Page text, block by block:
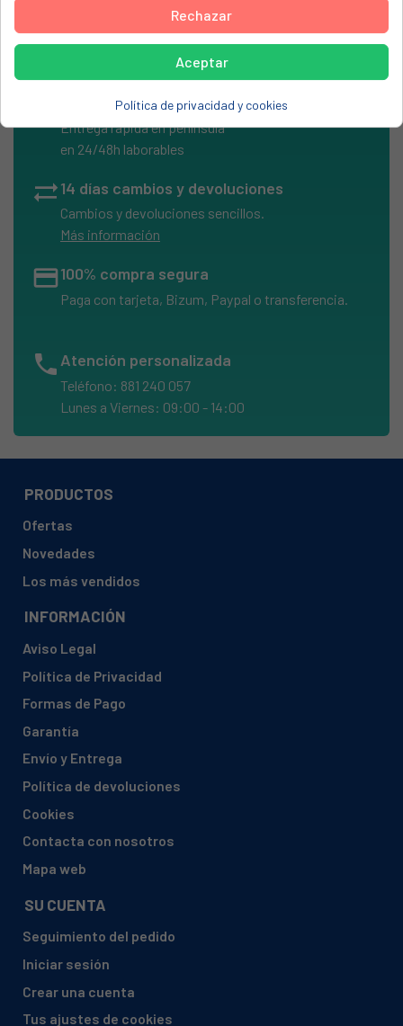
Envíos Express
Entrega rápida en península
en 24/48h laborables
sync_alt14 días cambios y devoluciones
Cambios y devoluciones sencillos.
Más información
credit_card100% compra segura
Paga con tarjeta, Bizum, Paypal o transferencia.
phone Atención personalizada
Teléfono: 881 240 057
Lunes a Viernes: 09:00 - 14:00
PRODUCTOS
Ofertas
Novedades
Los más vendidos
INFORMACIÓN
Aviso Legal
Política de Privacidad
Formas de Pago
Garantía
Envío y Entrega
Política de devoluciones
Cookies
Contacta con nosotros
Mapa web
SU CUENTA
Seguimiento del pedido
Iniciar sesión
Crear una cuenta
Tus ajustes de cookies
Rechazar
Aceptar
Política de privacidad y cookies